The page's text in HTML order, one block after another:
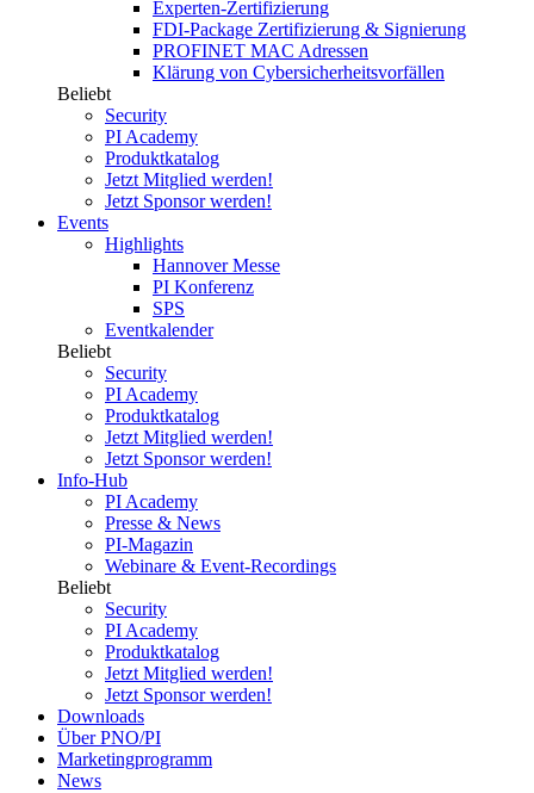
Experten-Zertifizierung
FDI-Package Zertifizierung & Signierung
PROFINET MAC Adressen
Klärung von Cybersicherheitsvorfällen
Beliebt
Security
PI Academy
Produktkatalog
Jetzt Mitglied werden!
Jetzt Sponsor werden!
Events
Highlights
Hannover Messe
PI Konferenz
SPS
Eventkalender
Beliebt
Security
PI Academy
Produktkatalog
Jetzt Mitglied werden!
Jetzt Sponsor werden!
Info-Hub
PI Academy
Presse & News
PI-Magazin
Webinare & Event-Recordings
Beliebt
Security
PI Academy
Produktkatalog
Jetzt Mitglied werden!
Jetzt Sponsor werden!
Downloads
Über PNO/PI
Marketingprogramm
News